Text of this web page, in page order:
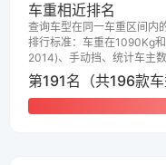
车重相近排名
查询车型在同一车重区间内
排行标准：车重在1090Kg
2014)、手动挡、统计车主数
第191名（共196款车